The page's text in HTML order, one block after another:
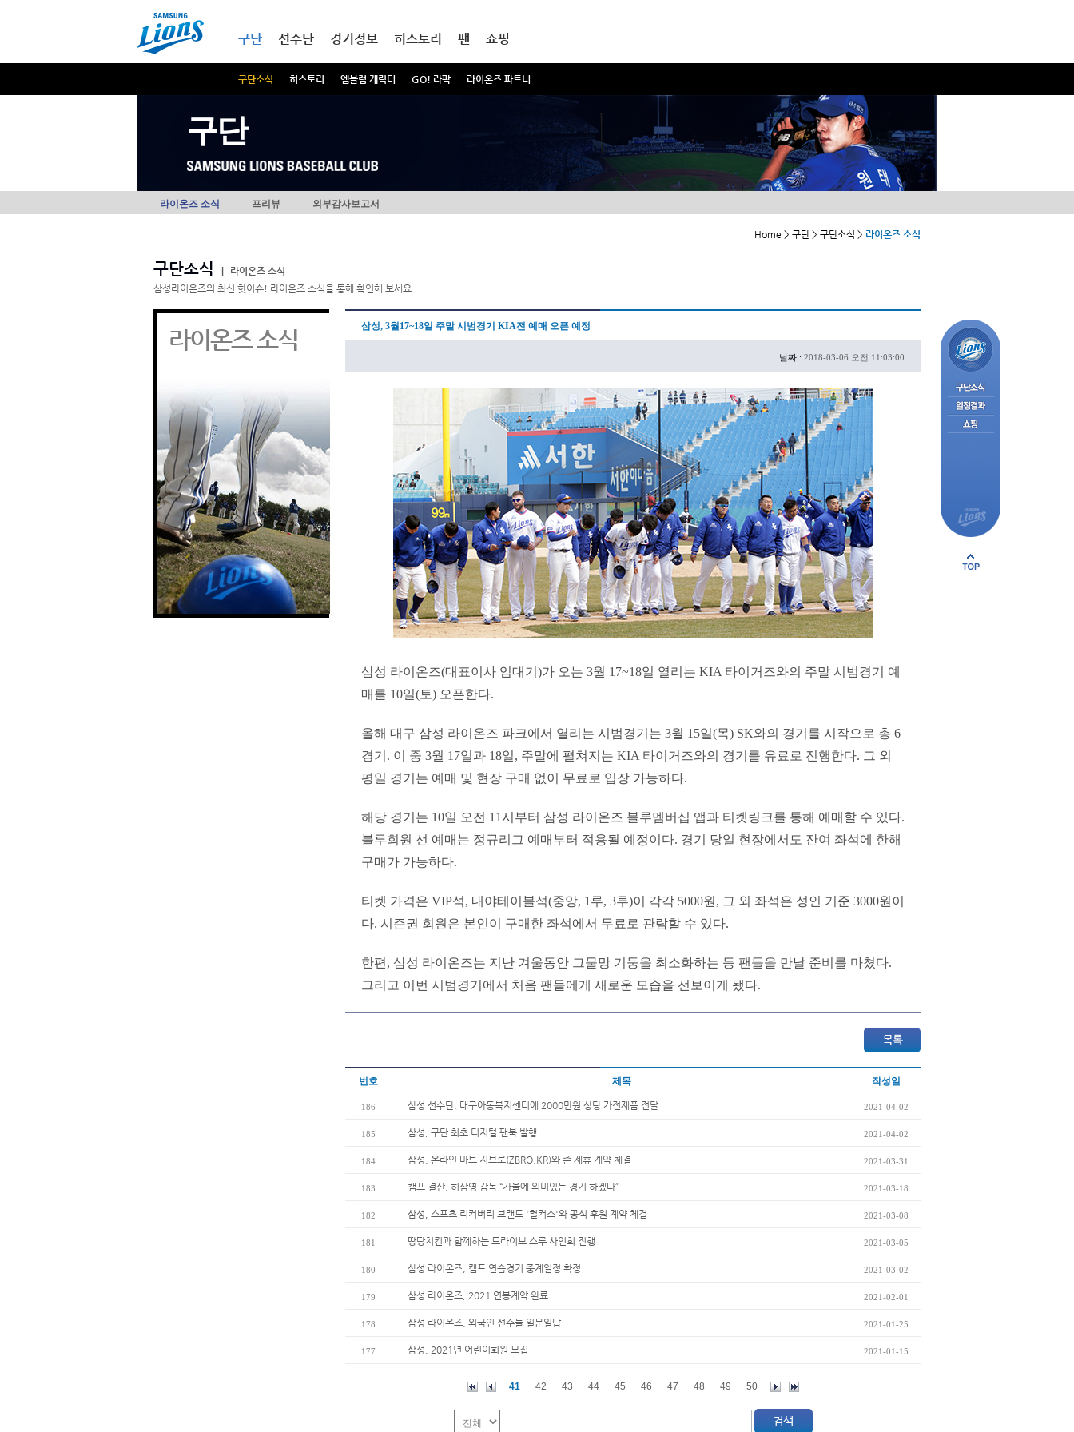
구단
구단소식 히스토리 엠블럼 캐릭터 GO! 라팍 라이온즈 파트너
선수단 경기정보 히스토리 팬 쇼핑
구단
라이온즈 소식 프리뷰 외부감사보고서
Home > 구단 > 구단소식 > 라이온즈 소식
구단소식
라이온즈 소식
삼성라이온즈의 최신 핫이슈! 라이온즈 소식을 통해 확인해 보세요.
라이온즈 소식 삼성, 3월17~18일 주말 시범경기 KIA전 예매 오픈 예정
날짜 : 2018-03-06 오전 11:03:00
삼성 라이온즈(대표이사 임대기)가 오는 3월 17~18일 열리는 KIA 타이거즈와의 주말 시범경기 예
매를 10일(토) 오픈한다.
올해 대구 삼성 라이온즈 파크에서 열리는 시범경기는 3월 15일(목) SK와의 경기를 시작으로 총 6
경기. 이 중 3월 17일과 18일, 주말에 펼쳐지는 KIA 타이거즈와의 경기를 유료로 진행한다. 그 외
평일 경기는 예매 및 현장 구매 없이 무료로 입장 가능하다.
해당 경기는 10일 오전 11시부터 삼성 라이온즈 블루멤버십 앱과 티켓링크를 통해 예매할 수 있다.
블루회원 선 예매는 정규리그 예매부터 적용될 예정이다. 경기 당일 현장에서도 잔여 좌석에 한해
구매가 가능하다.
티켓 가격은 VIP석, 내야테이블석(중앙, 1루, 3루)이 각각 5000원, 그 외 좌석은 성인 기준 3000원이
다. 시즌권 회원은 본인이 구매한 좌석에서 무료로 관람할 수 있다.
한편, 삼성 라이온즈는 지난 겨울동안 그물망 기둥을 최소화하는 등 팬들을 만날 준비를 마쳤다.
그리고 이번 시범경기에서 처음 팬들에게 새로운 모습을 선보이게 됐다.
번호 제목 작성일
186 삼성 선수단, 대구아동복지센터에 2000만원 상당 가전제품 전달 2021-04-02
185 삼성, 구단 최초 디지털 팬북 발행 2021-04-02
184 삼성, 온라인 마트 지브로(ZBRO.KR)와 존 제휴 계약 체결 2021-03-31
183 캠프 결산, 허삼영 감독 “가을에 의미있는 경기 하겠다” 2021-03-18
182 삼성, 스포츠 리커버리 브랜드 '헐커스'와 공식 후원 계약 체결 2021-03-08
181 땅땅치킨과 함께하는 드라이브 스루 사인회 진행 2021-03-05
180 삼성 라이온즈, 캠프 연습경기 중계일정 확정 2021-03-02
179 삼성 라이온즈, 2021 연봉계약 완료 2021-02-01
178 삼성 라이온즈, 외국인 선수들 일문일답 2021-01-25
177 삼성, 2021년 어린이회원 모집 2021-01-15
41 42 43 44 45 46 47 48 49 50